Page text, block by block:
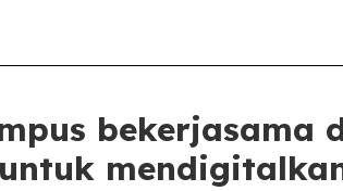
bekerjasama